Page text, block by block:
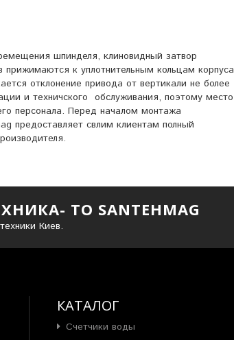
шпинделя, клиновидный затвор
прижимаются к уплотнительным кольцам корпуса
отклонение привода от вертикали не более
и техничского обслуживания, поэтому место
персонала. Перед началом монтажа
предоставляет свлим клиентам полный
ТО SANTEHMAG
Киев.
КАТАЛОГ
Счетчики воды